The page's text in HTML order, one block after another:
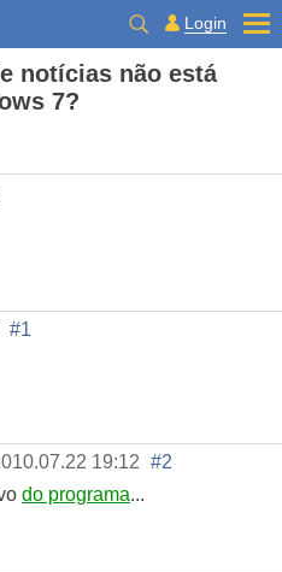
Login
notícias não está
7?
#1
19:12 #2
do programa...